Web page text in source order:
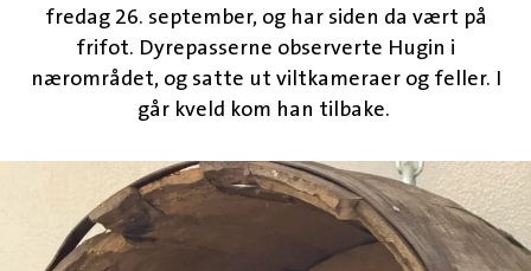
fredag 26. september, og har siden da vært på
frifot. Dyrepasserne observerte Hugin i
nærområdet, og satte ut viltkameraer og feller. I
går kveld kom han tilbake.